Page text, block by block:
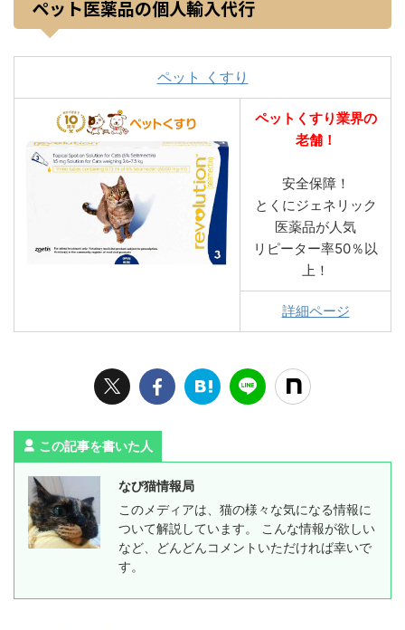
ペット医薬品の個人輸入代行
ペット くすり
ペットくすり業界の
老舗！
安全保障！
とくにジェネリック
医薬品が人気
リピーター率50％以
上！
詳細ページ
この記事を書いた人
なび猫情報局
このメディアは、猫の様々な気になる情報に
ついて解説しています。 こんな情報が欲しい
など、どんどんコメントいただければ幸いで
す。